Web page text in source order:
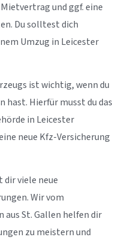
und ggf. eine
Du solltest dich
Umzug in Leicester
ist wichtig, wenn du
hast. Hierfür musst du das
in Leicester
neue Kfz-Versicherung
dir viele neue
Wir vom
aus St. Gallen helfen dir
zu meistern und